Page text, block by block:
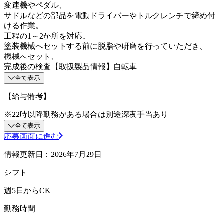
変速機やペダル、
サドルなどの部品を電動ドライバーやトルクレンチで締め付
ける作業。
工程の1～2か所を対応。
塗装機械へセットする前に脱脂や研磨を行っていただき、
機械へセット、
完成後の検査【取扱製品情報】自転車
全て表示
【給与備考】
※22時以降勤務がある場合は別途深夜手当あり
全て表示
応募画面に進む
情報更新日：2026年7月29日
シフト
週5日からOK
勤務時間